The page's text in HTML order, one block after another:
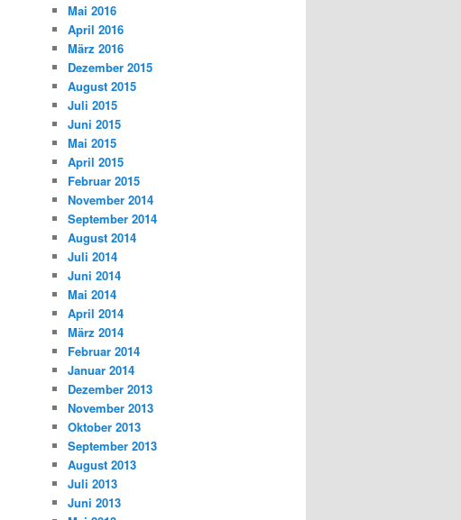
Mai 2016
April 2016
März 2016
Dezember 2015
August 2015
Juli 2015
Juni 2015
Mai 2015
April 2015
Februar 2015
November 2014
September 2014
August 2014
Juli 2014
Juni 2014
Mai 2014
April 2014
März 2014
Februar 2014
Januar 2014
Dezember 2013
November 2013
Oktober 2013
September 2013
August 2013
Juli 2013
Juni 2013